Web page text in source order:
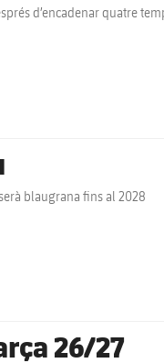
d’encadenar quatre
blaugrana fins al 2028
26/27